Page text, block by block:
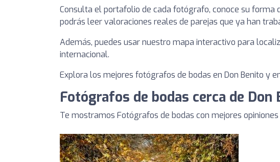
Consulta el portafolio de cada fotógrafo, conoce su forma
podrás leer valoraciones reales de parejas que ya han
Además, puedes usar nuestro mapa interactivo para
internacional.
Explora los mejores fotógrafos de bodas en Don Benito y
Fotógrafos de bodas cerca de Don
Te mostramos Fotógrafos de bodas con mejores